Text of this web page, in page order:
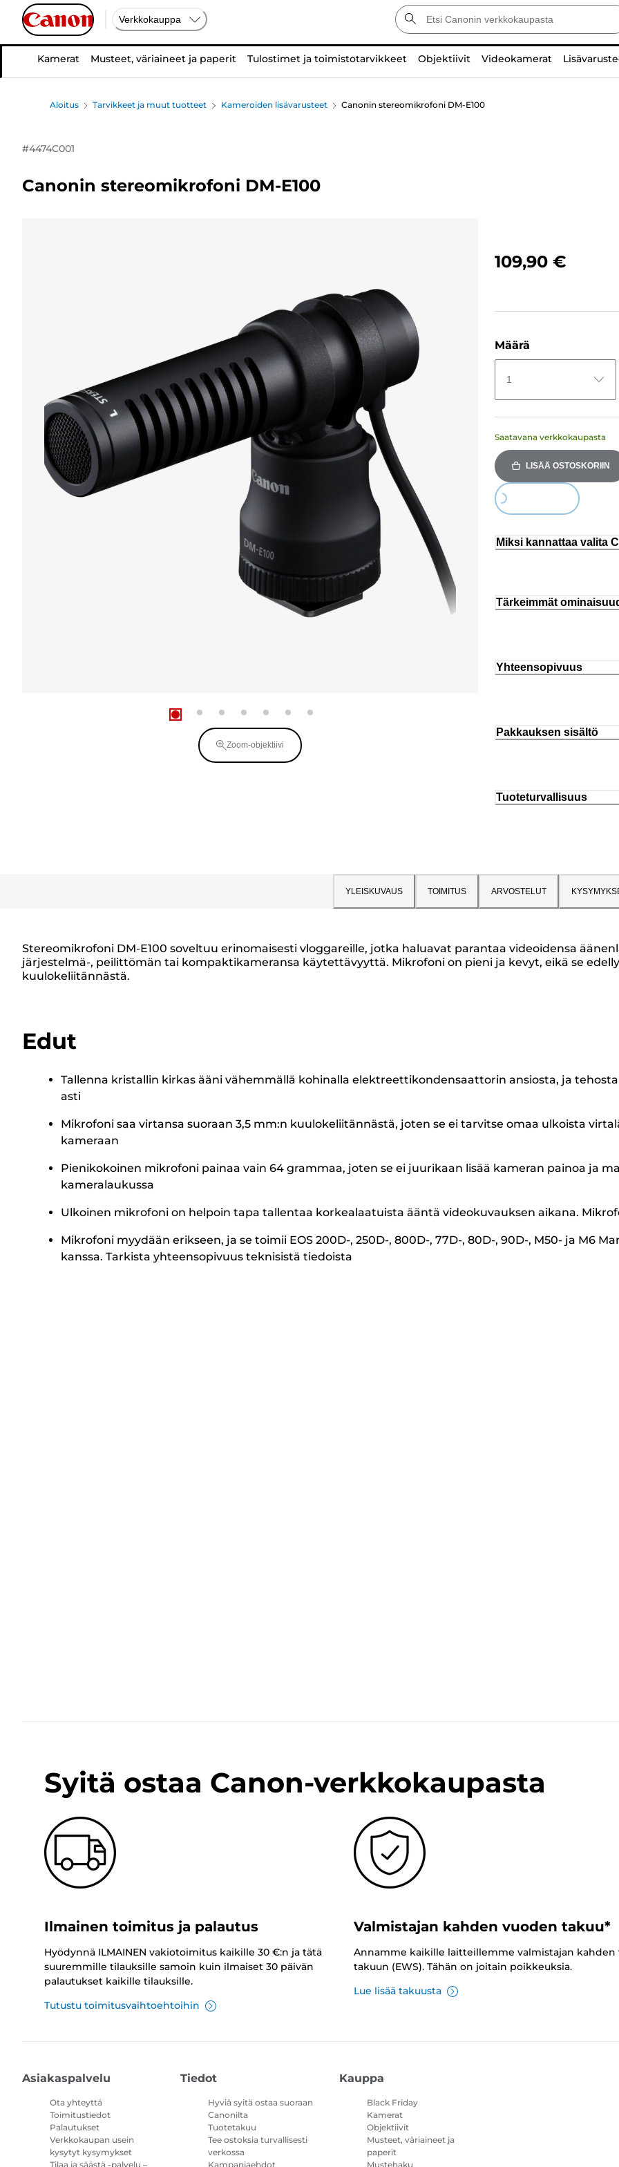
Verkkokauppa
Kamerat Musteet, väriaineet ja paperit Tulostimet ja toimistotarvikkeet Objektiivit Videokamerat
Aloitus Tarvikkeet ja muut tuotteet Kameroiden lisävarusteet Canonin stereomikrofoni DM-E100
#4474C001
Canonin stereomikrofoni DM-E100
Zoom-objektiivi
109,90 €
Määrä
1
Saatavana verkkokaupasta
LISÄÄ OSTOSKORIIN
Loading...
Miksi kannattaa valita
Tärkeimmät
Yhteensopivuus
Pakkauksen sisältö
Tuoteturvallisuus
YLEISKUVAUS TOIMITUS ARVOSTELUT
Stereomikrofoni DM-E100 soveltuu erinomaisesti vloggareille, jotka haluavat parantaa videoidensa
järjestelmä-, peilittömän tai kompaktikameransa käytettävyyttä. Mikrofoni on pieni ja kevyt, eikä se
kuulokeliitännästä.
Edut
Tallenna kristallin kirkas ääni vähemmällä kohinalla elektreettikondensaattorin ansiosta, ja
asti
Mikrofoni saa virtansa suoraan 3,5 mm:n kuulokeliitännästä, joten se ei tarvitse omaa ulkoista
kameraan
Pienikokoinen mikrofoni painaa vain 64 grammaa, joten se ei juurikaan lisää kameran painoa ja
kameralaukussa
Ulkoinen mikrofoni on helpoin tapa tallentaa korkealaatuista ääntä videokuvauksen aikana.
Mikrofoni myydään erikseen, ja se toimii EOS 200D-, 250D-, 800D-, 77D-, 80D-, 90D-, M50- ja M6
kanssa. Tarkista yhteensopivuus teknisistä tiedoista
Syitä ostaa Canon-verkkokaupasta
Ilmainen toimitus ja palautus
Hyödynnä ILMAINEN vakiotoimitus kaikille 30 €:n ja tätä
suuremmille tilauksille samoin kuin ilmaiset 30 päivän
palautukset kaikille tilauksille.
Tutustu toimitusvaihtoehtoihin
Valmistajan kahden vuoden takuu*
Annamme kaikille laitteillemme valmistajan kahden
takuun (EWS). Tähän on joitain poikkeuksia.
Lue lisää takuusta
Asiakaspalvelu
Ota yhteyttä
Toimitustiedot
Palautukset
Verkkokaupan usein
kysytyt kysymykset
Tilaa ja säästä -palvelu –
Tiedot
Hyviä syitä ostaa suoraan
Canonilta
Tuotetakuu
Tee ostoksia turvallisesti
verkossa
Kampanjaehdot
Kauppa
Black Friday
Kamerat
Objektiivit
Musteet, väriaineet ja
paperit
Mustehaku